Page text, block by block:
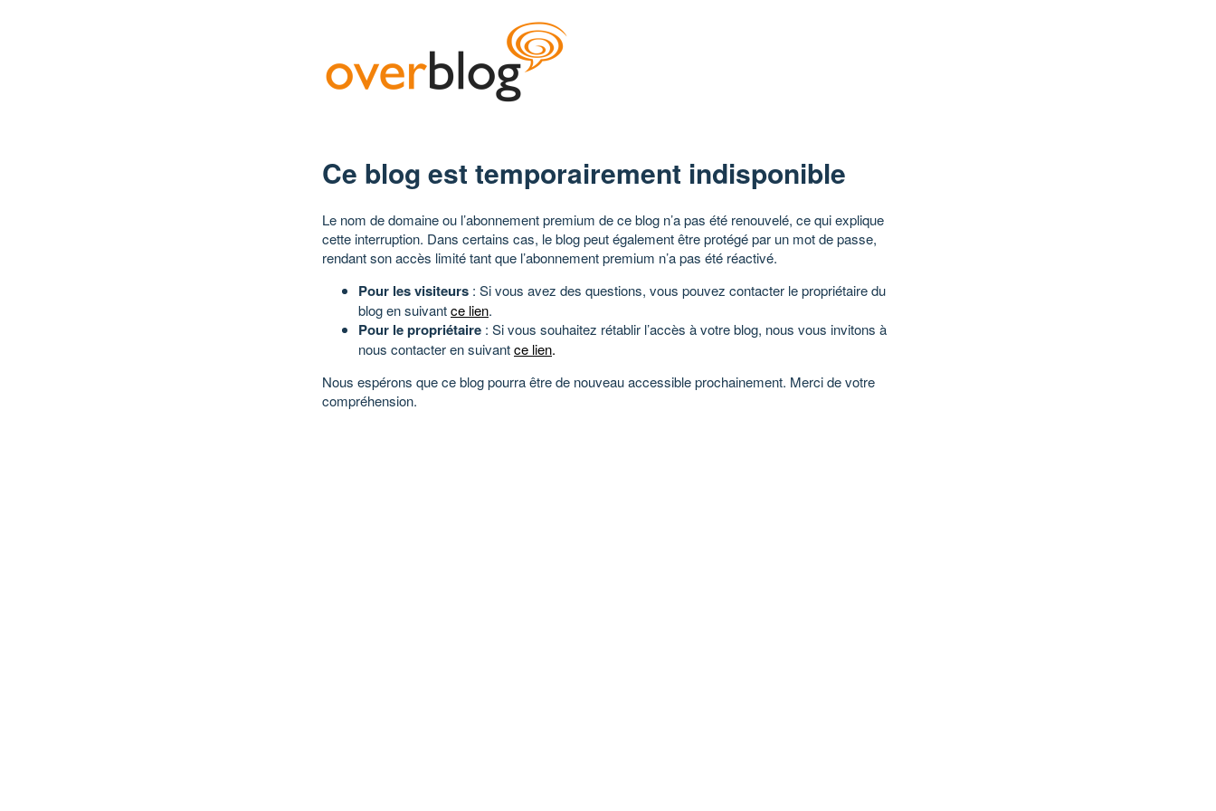
Ce blog est temporairement indisponible
Le nom de domaine ou l’abonnement premium de ce blog n’a pas été renouvelé, ce qui explique
cette interruption. Dans certains cas, le blog peut également être protégé par un mot de passe,
rendant son accès limité tant que l’abonnement premium n’a pas été réactivé.
Pour les visiteurs : Si vous avez des questions, vous pouvez contacter le propriétaire du
blog en suivantce lien.
Pour le propriétaire : Si vous souhaitez rétablir l’accès à votre blog, nous vous invitons à
nous contacter en suivantce lien.
Nous espérons que ce blog pourra être de nouveau accessible prochainement. Merci de votre
compréhension.